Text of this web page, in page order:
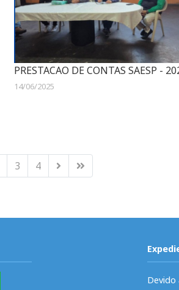
PRESTACAO DE CONTAS SAESP -
14/06/2025
3 4
Devido